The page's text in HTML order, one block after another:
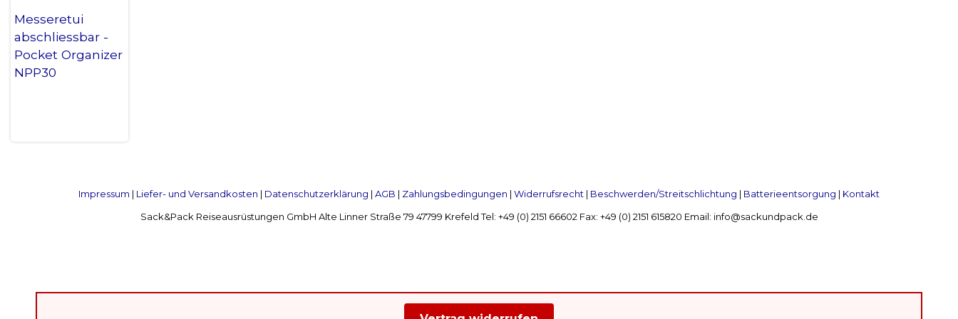
Messeretui
abschliessbar -
Pocket Organizer
NPP30
Impressum | Liefer- und Versandkosten | Datenschutzerklärung | AGB | Zahlungsbedingungen | Widerrufsrecht | Beschwerden/Streitschlichtung | Batterieentsorgung | Kontakt
Sack&Pack Reiseausrüstungen GmbH Alte Linner Straße 79 47799 Krefeld Tel: +49 (0) 2151 66602 Fax: +49 (0) 2151 615820 Email: info@sackundpack.de